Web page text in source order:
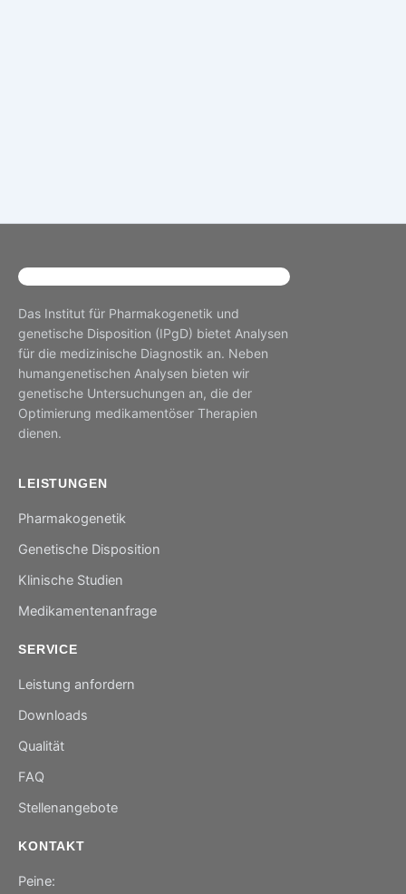
Das Institut für Pharmakogenetik und
genetische Disposition (IPgD) bietet Analysen
für die medizinische Diagnostik an. Neben
humangenetischen Analysen bieten wir
genetische Untersuchungen an, die der
Optimierung medikamentöser Therapien
dienen.
LEISTUNGEN
Pharmakogenetik
Genetische Disposition
Klinische Studien
Medikamentenanfrage
SERVICE
Leistung anfordern
Downloads
Qualität
FAQ
Stellenangebote
KONTAKT
Peine: